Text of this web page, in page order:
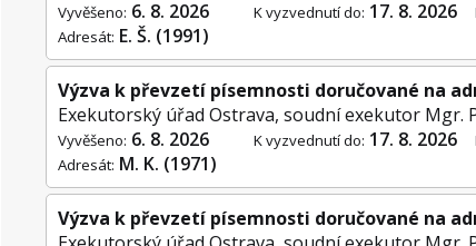
Vyvěšeno: 6. 8. 2026
Adresát: E. Š. (1991)
K vyzvednutí do: 17. 8. 2026
Výzva k převzetí písemnosti doručované na
Exekutorský úřad Ostrava, soudní exekutor Mgr.
Vyvěšeno: 6. 8. 2026
Adresát: M. K. (1971)
K vyzvednutí do: 17. 8. 2026
Výzva k převzetí písemnosti doručované na